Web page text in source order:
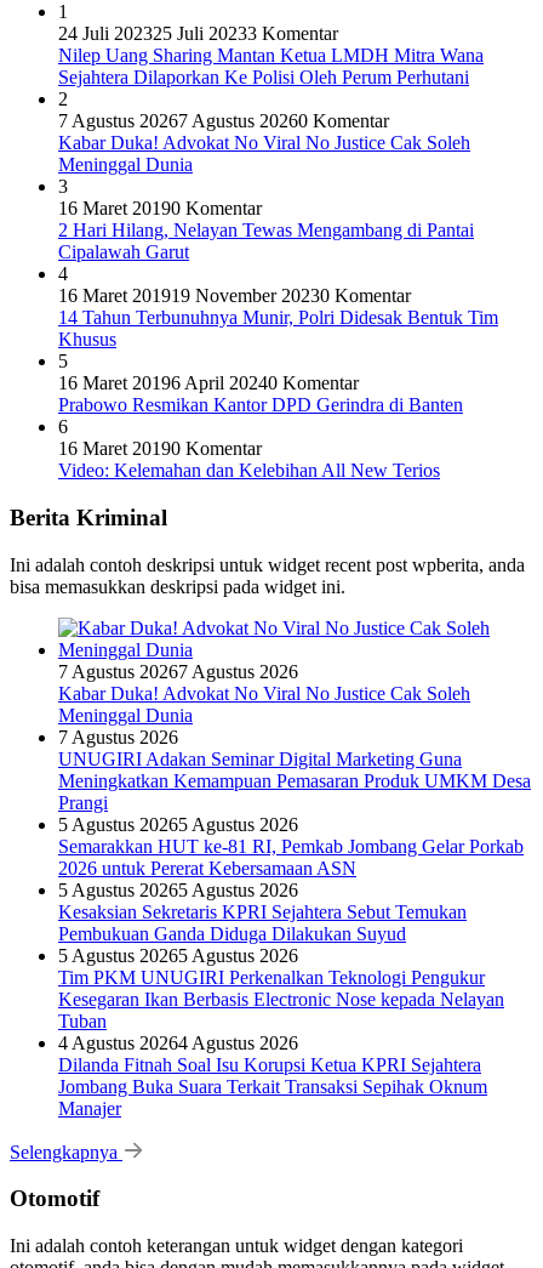
1
24 Juli 202325 Juli 20233 Komentar
Nilep Uang Sharing Mantan Ketua LMDH Mitra Wana
Sejahtera Dilaporkan Ke Polisi Oleh Perum Perhutani
2
7 Agustus 20267 Agustus 20260 Komentar
Kabar Duka! Advokat No Viral No Justice Cak Soleh
Meninggal Dunia
3
16 Maret 20190 Komentar
2 Hari Hilang, Nelayan Tewas Mengambang di Pantai
Cipalawah Garut
4
16 Maret 201919 November 20230 Komentar
14 Tahun Terbunuhnya Munir, Polri Didesak Bentuk Tim
Khusus
5
16 Maret 20196 April 20240 Komentar
Prabowo Resmikan Kantor DPD Gerindra di Banten
6
16 Maret 20190 Komentar
Video: Kelemahan dan Kelebihan All New Terios
Berita Kriminal
Ini adalah contoh deskripsi untuk widget recent post wpberita, anda
bisa memasukkan deskripsi pada widget ini.
7 Agustus 20267 Agustus 2026
Kabar Duka! Advokat No Viral No Justice Cak Soleh
Meninggal Dunia
7 Agustus 2026
UNUGIRI Adakan Seminar Digital Marketing Guna
Meningkatkan Kemampuan Pemasaran Produk UMKM Desa
Prangi
5 Agustus 20265 Agustus 2026
Semarakkan HUT ke-81 RI, Pemkab Jombang Gelar Porkab
2026 untuk Pererat Kebersamaan ASN
5 Agustus 20265 Agustus 2026
Kesaksian Sekretaris KPRI Sejahtera Sebut Temukan
Pembukuan Ganda Diduga Dilakukan Suyud
5 Agustus 20265 Agustus 2026
Tim PKM UNUGIRI Perkenalkan Teknologi Pengukur
Kesegaran Ikan Berbasis Electronic Nose kepada Nelayan
Tuban
4 Agustus 20264 Agustus 2026
Dilanda Fitnah Soal Isu Korupsi Ketua KPRI Sejahtera
Jombang Buka Suara Terkait Transaksi Sepihak Oknum
Manajer
Selengkapnya
Otomotif
Ini adalah contoh keterangan untuk widget dengan kategori